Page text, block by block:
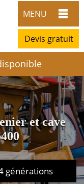
MENU
Devis gratuit
et cave
générations